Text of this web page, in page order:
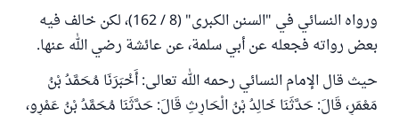
ورواه النسائي في "السنن الكبرى" (8 / 162)، لكن خالف فيه
بعض رواته فجعله عن أبي سلمة، عن عائشة رضي الله عنها.
حيث قال الإمام النسائي رحمه الله تعالى: أَخْبَرَنَا مُحَمَّدُ بْنُ
مَعْمَرٍ، قَالَ: حَدَّثَنَا خَالِدُ بْنُ الْحَارِثِ قَالَ: حَدَّثَنَا مُحَمَّدُ بْنُ عَمْرٍو،